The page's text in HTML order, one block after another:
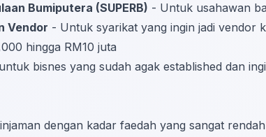
Bumiputera (SUPERB) - Untuk usahawan
Vendor - Untuk syarikat yang ingin jadi vendor
hingga RM10 juta
bisnes yang sudah agak established dan
dengan kadar faedah yang sangat